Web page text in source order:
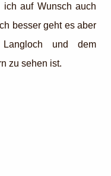
ich auf Wunsch auch
besser geht es aber
und dem
zu sehen ist.